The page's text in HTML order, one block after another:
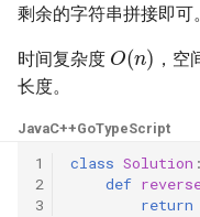
28. 对称的二叉树
30. 包含 min 函数的栈
22. 链表中环的入口节点
23. 两个链表的第一个
点
25. 链表中的两数相加
4.2. 最小高度树
4.3. 特定深度节点链表
4.4. 检查平衡性
4.5. 合法二叉搜索树
剩余的字符串拼接即可。
时间复杂度
O ( n)
，空
长度。
JavaC++GoTypeScript
1
2
3
class Solution :
def
return